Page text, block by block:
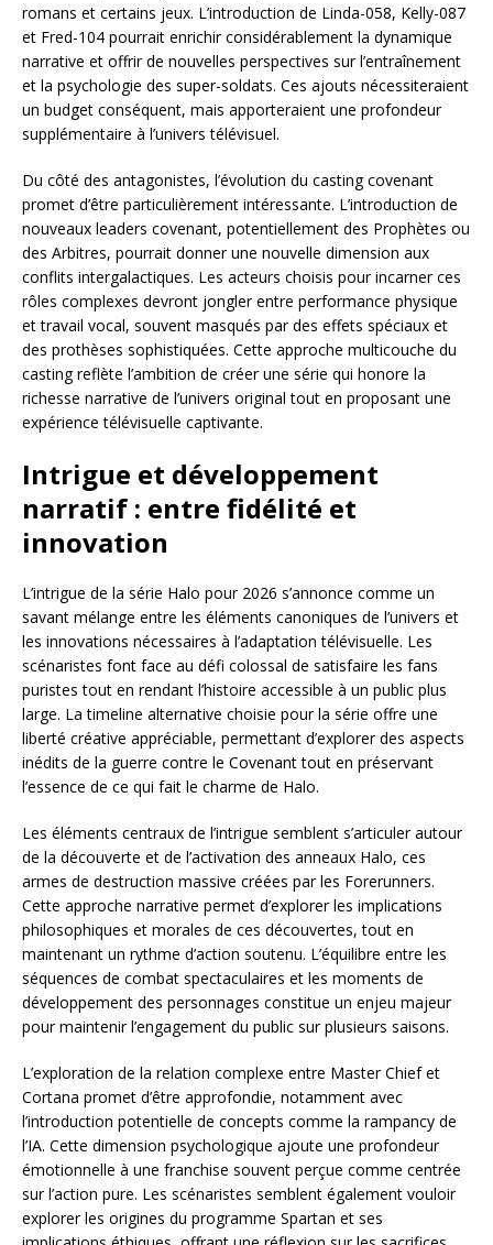
romans et certains jeux. L’introduction de Linda-058, Kelly-087
et Fred-104 pourrait enrichir considérablement la dynamique
narrative et offrir de nouvelles perspectives sur l’entraînement
et la psychologie des super-soldats. Ces ajouts nécessiteraient
un budget conséquent, mais apporteraient une profondeur
supplémentaire à l’univers télévisuel.
Du côté des antagonistes, l’évolution du casting covenant
promet d’être particulièrement intéressante. L’introduction de
nouveaux leaders covenant, potentiellement des Prophètes ou
des Arbitres, pourrait donner une nouvelle dimension aux
conflits intergalactiques. Les acteurs choisis pour incarner ces
rôles complexes devront jongler entre performance physique
et travail vocal, souvent masqués par des effets spéciaux et
des prothèses sophistiquées. Cette approche multicouche du
casting reflète l’ambition de créer une série qui honore la
richesse narrative de l’univers original tout en proposant une
expérience télévisuelle captivante.
Intrigue et développement
narratif : entre fidélité et
innovation
L’intrigue de la série Halo pour 2026 s’annonce comme un
savant mélange entre les éléments canoniques de l’univers et
les innovations nécessaires à l’adaptation télévisuelle. Les
scénaristes font face au défi colossal de satisfaire les fans
puristes tout en rendant l’histoire accessible à un public plus
large. La timeline alternative choisie pour la série offre une
liberté créative appréciable, permettant d’explorer des aspects
inédits de la guerre contre le Covenant tout en préservant
l’essence de ce qui fait le charme de Halo.
Les éléments centraux de l’intrigue semblent s’articuler autour
de la découverte et de l’activation des anneaux Halo, ces
armes de destruction massive créées par les Forerunners.
Cette approche narrative permet d’explorer les implications
philosophiques et morales de ces découvertes, tout en
maintenant un rythme d’action soutenu. L’équilibre entre les
séquences de combat spectaculaires et les moments de
développement des personnages constitue un enjeu majeur
pour maintenir l’engagement du public sur plusieurs saisons.
L’exploration de la relation complexe entre Master Chief et
Cortana promet d’être approfondie, notamment avec
l’introduction potentielle de concepts comme la rampancy de
l’IA. Cette dimension psychologique ajoute une profondeur
émotionnelle à une franchise souvent perçue comme centrée
sur l’action pure. Les scénaristes semblent également vouloir
explorer les origines du programme Spartan et ses